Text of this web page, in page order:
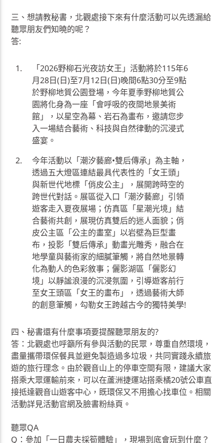
三、想請教秘書，北觀處接下來有什麼活動可以先透漏給
聽眾朋友們知曉的呢？
答:
「2026野柳石光夜訪女王」活動將於115年6
月28日(日)至7月12日(日)晚間6點30分至9點
於野柳地質公園登場，今年夏季野柳地質公
園將化身為一座「會呼吸的夜間地景美術
館」，以星空為幕、岩石為畫布，邀請您步
入一場結合藝術、科技與自然律動的沉浸式
盛宴。
今年活動以「潮汐藝廊•雙后傳承」為主軸，
透過五大燈區連結最具代表性的「女王頭」
與新世代地標「俏皮公主」，展開跨時空的
跨世代對話。展區從入口「潮汐藝廊」引領
遊客走入夏夜展場；仿真區「星潮光境」結
合藝術共創，展現仿真雙后的迷人面貌；俏
皮公主區「公主的畫室」以岩壁為巨型畫
布，投影「雙后傳承」動畫光雕秀，融合在
地學童與藝術家的細膩筆觸，將自然地景轉
化為動人的色彩敘事；儷影湖區「儷影幻
境」以靜謐浪漫的沉浸氛圍，引導遊客前行
至女王頭區「女王的畫布」，透過藝術大師
的創意筆觸，勾勒女王跨越古今的獨特美學!
四、秘書還有什麼事項要提醒聽眾朋友的?
答：北觀處也呼籲所有參與活動的民眾，尊重自然環境，
盡量攜帶環保餐具並避免製造過多垃圾，共同實踐永續旅
遊的旅行理念。由於觀音山上的停車空間有限，建議大家
搭乘大眾運輸前來，可以在蘆洲捷運站搭乘橘20號公車直
接抵達觀音山遊客中心，既環保又不用擔心找車位。相關
活動詳見活動官網及臉書粉絲頁。
聽眾QA
Q：參加「一日農夫採筍體驗」，現場到底會玩到什麼？